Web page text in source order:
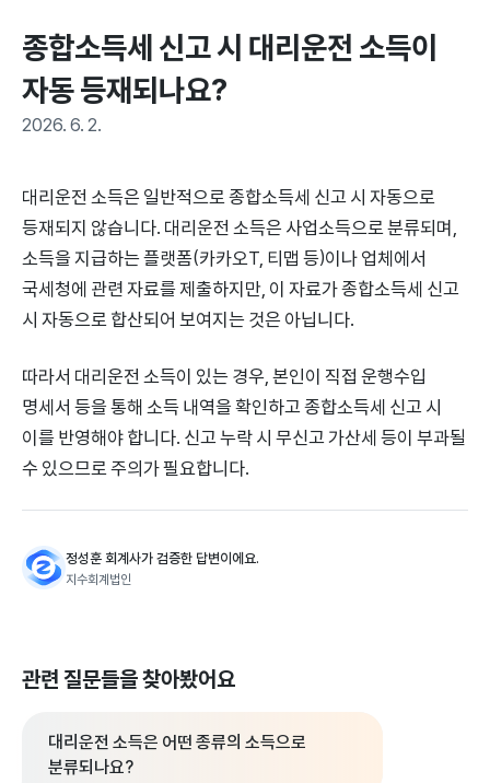
종합소득세 신고 시 대리운전 소득이
자동 등재되나요?
2026. 6. 2.
대리운전 소득은 일반적으로 종합소득세 신고 시 자동으로
등재되지 않습니다. 대리운전 소득은 사업소득으로 분류되며,
소득을 지급하는 플랫폼(카카오T, 티맵 등)이나 업체에서
국세청에 관련 자료를 제출하지만, 이 자료가 종합소득세 신고
시 자동으로 합산되어 보여지는 것은 아닙니다.
따라서 대리운전 소득이 있는 경우, 본인이 직접 운행수입
명세서 등을 통해 소득 내역을 확인하고 종합소득세 신고 시
이를 반영해야 합니다. 신고 누락 시 무신고 가산세 등이 부과될
수 있으므로 주의가 필요합니다.
정성훈 회계사가 검증한 답변이에요.
지수회계법인
관련 질문들을 찾아봤어요
대리운전 소득은 어떤 종류의 소득으로
분류되나요?